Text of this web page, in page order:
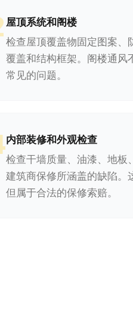
屋顶系统和阁楼
检查屋顶覆盖物固定图案、
覆盖和结构框架。阁楼通
常见的问题。
内部装修和外观检查
检查干墙质量、油漆、地板
建筑商保修所涵盖的缺陷。
但属于合法的保修索赔。